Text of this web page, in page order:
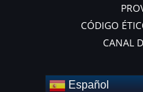
CÓDIGO
CANAL
Español